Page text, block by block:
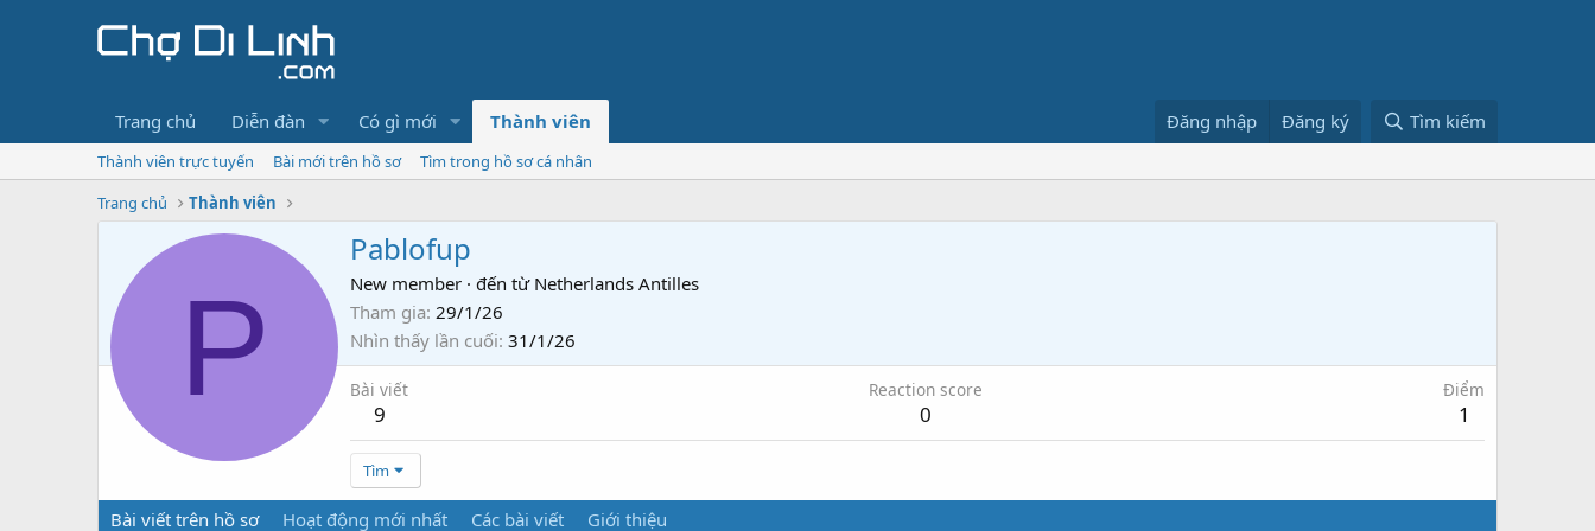
Trang chủ Diễn đàn Có gì mới Thành viên Đăng nhập Đăng ký Tìm kiếm
Thành viên trực tuyến Bài mới trên hồ sơ
Tìm trong hồ sơ cá nhân
Trang chủ
Thành viên
P
Pablofup
New member · đến từ Netherlands Antilles
Tham gia 29/1/26
Nhìn thấy lần cuối 31/1/26
Bài viết
9
Reaction score
0
Điểm
1
Tìm
Bài viết trên hồ sơ Hoạt động mới nhất Các bài viết Giới thiệu